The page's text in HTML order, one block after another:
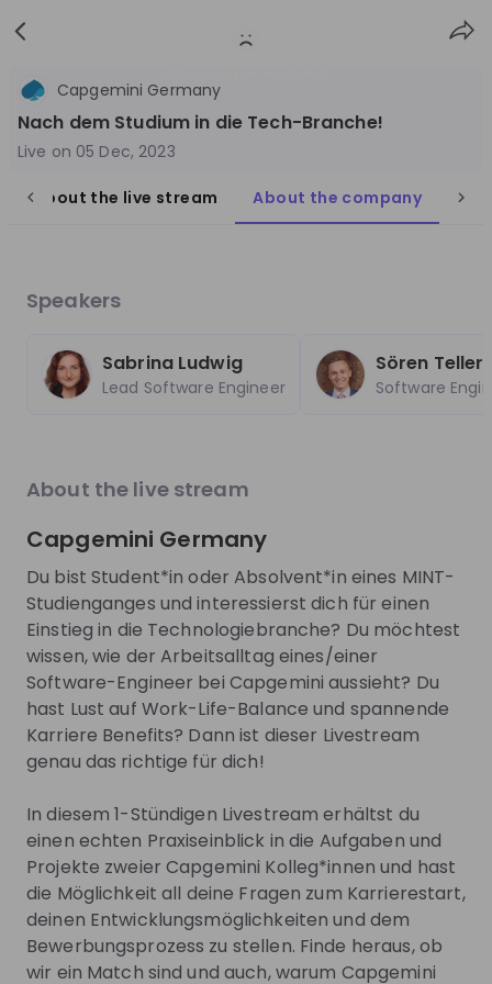
Technology & IT
10'000+
Live2 months ago
Capgemini Germany
Sovereign AI im Public Sector: Sichere KI für
sensible Daten
Du studierst IT und interessierst dich für den Einsatz von KI
in der Praxis? In unserem Livestream zeigen wir dir, welche
besonderen Anforderungen öffentliche Projekte an
Datenschutz, Sicherheit und digitale Souveränität stellen.
Am Beispiel der Capgemini Sovereign AI Platform erfährst
du, wie generative KI auch in sensiblen Umgebungen sicher
genutzt werden kann. Nutze außerdem die Chance, deine
Fragen zum Thema Einstiegsmöglichkeiten bei Capgemini
DE Information technology
Recording unavailable
Live4 months ago
Capgemini Germany
Diversity bei Capgemini - Einblicke in unsere
Erfahre, warum Diversity, Equity, Inclusion & Belonging
(DEIB) heute entscheidende Erfolgsfaktoren sind – für uns
als Unternehmen ebenso wie für deine persönliche
Entwicklung. Entdecke, welche Initiativen Capgemini
vorantreibt, um Vielfalt zu fördern und eine inklusive
Arbeitskultur zu gestalten, in der jeder Mensch sein
Potenzial entfalten kann. Lass dich inspirieren und finde
DE Data & analytics
Recording unavailable
Live8 months ago
Capgemini Germany
expedITion Bewerbungstraining - Dein Einstieg in
Capgemini Germany
Nach dem Studium in die Tech-Branche!
Live on 05 Dec, 2023
About the live stream About the company
Speakers
Sabrina Ludwig
Lead Software Engineer
Sören
Software
About the live stream
Capgemini Germany
Du bist Student*in oder Absolvent*in eines MINT-
Studienganges und interessierst dich für einen
Einstieg in die Technologiebranche? Du möchtest
wissen, wie der Arbeitsalltag eines/einer
Software-Engineer bei Capgemini aussieht? Du
hast Lust auf Work-Life-Balance und spannende
Karriere Benefits? Dann ist dieser Livestream
genau das richtige für dich!
In diesem 1-Stündigen Livestream erhältst du
einen echten Praxiseinblick in die Aufgaben und
Projekte zweier Capgemini Kolleg*innen und hast
die Möglichkeit all deine Fragen zum Karrierestart,
deinen Entwicklungsmöglichkeiten und dem
Bewerbungsprozess zu stellen. Finde heraus, ob
wir ein Match sind und auch, warum Capgemini